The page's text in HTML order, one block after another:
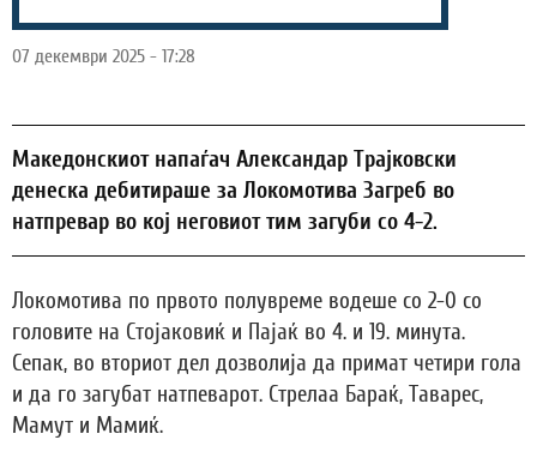
07 декември 2025 - 17:28
Maкедонскиот напаѓач Александар Трајковски
денеска дебитираше за Локомотива Загреб во
натпревар во кој неговиот тим загуби со 4-2.
Локомотива по првото полувреме водеше со 2-0 со
головите на Стојаковиќ и Пајаќ во 4. и 19. минута.
Сепак, во вториот дел дозволија да примат четири гола
и да го загубат натпеварот. Стрелаа Бараќ, Таварес,
Мамут и Мамиќ.